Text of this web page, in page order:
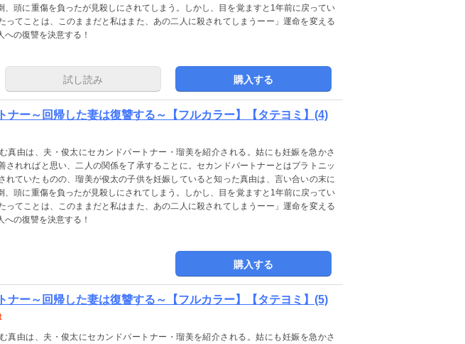
、頭に重傷を負ったが見殺しにされてしまう。しかし、目を覚ますと1年前に戻ってい
ってことは、このままだと私はまた、あの二人に殺されてしまうーー」運命を変える
への復讐を決意する！
試し読み 購入する
ナー～回帰した妻は復讐する～【フルカラー】【タテヨミ】(4)
真由は、夫・俊太にセカンドパートナー・瑠美を紹介される。姑にも妊娠を急かさ
されればと思い、二人の関係を了承することに。セカンドパートナーとはプラトニッ
れていたものの、瑠美が俊太の子供を妊娠していると知った真由は、言い合いの末に
、頭に重傷を負ったが見殺しにされてしまう。しかし、目を覚ますと1年前に戻ってい
ってことは、このままだと私はまた、あの二人に殺されてしまうーー」運命を変える
への復讐を決意する！
購入する
ナー～回帰した妻は復讐する～【フルカラー】【タテヨミ】(5)
真由は、夫・俊太にセカンドパートナー・瑠美を紹介される。姑にも妊娠を急かさ